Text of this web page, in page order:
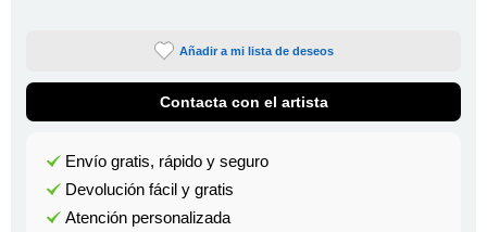
Añadir a mi lista de deseos
Contacta con el artista
Envío gratis, rápido y seguro
Devolución fácil y gratis
Atención personalizada